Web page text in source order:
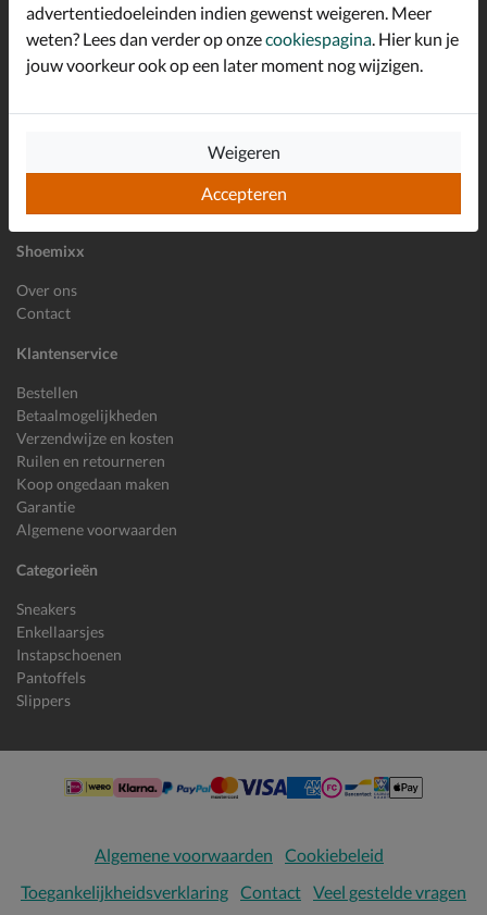
Shoemixx
Over ons
Contact
Klantenservice
Bestellen
Betaalmogelijkheden
Verzendwijze en kosten
Ruilen en retourneren
Koop ongedaan maken
Garantie
Algemene voorwaarden
Categorieën
Sneakers
Enkellaarsjes
Instapschoenen
Pantoffels
Slippers
welkomstkorting!
Inschrijven
Algemene voorwaarden
Cookiebeleid
Toegankelijkheidsverklaring Contact Veel gestelde vragen
advertentiedoeleinden indien gewenst weigeren. Meer
weten? Lees dan verder op onzecookiespagina. Hier kun je
jouw voorkeur ook op een later moment nog wijzigen.
Accepteren
Weigeren